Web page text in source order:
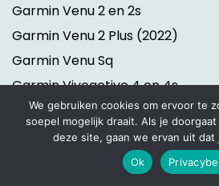
Garmin Venu 2 en 2s
Garmin Venu 2 Plus (2022)
Garmin Venu Sq
Garmin Vivoactive 4 en 4s
Garmin Vivofit jr. 2
Garmin Vivomove 3 serie
Garmin vívomove Sport(2022)
We gebruiken cookies om ervoor te
soepel mogelijk draait. Als je
deze site, gaan we ervan uit dat
Ok